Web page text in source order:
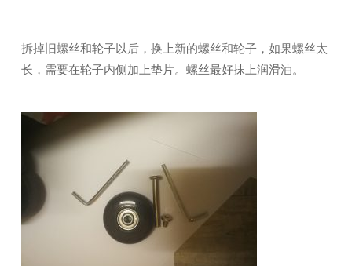
拆掉旧螺丝和轮子以后，换上新的螺丝和轮子，如果螺丝太
长，需要在轮子内侧加上垫片。螺丝最好抹上润滑油。